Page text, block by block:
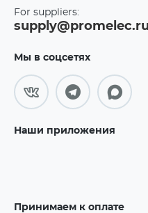
For suppliers:
supply@promelec.ru
Мы в соцсетях
Наши приложения
Принимаем к оплате